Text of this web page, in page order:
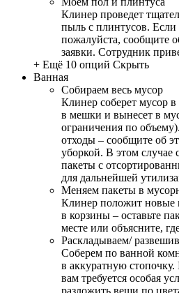
Клинер проведет
пыль с плинтусов.
пожалуйста, сообщите
заявки. Сотрудник
+ Ещё 10 опций Скрыть
Ванная
Собираем весь мусор
Клинер соберет мусор
в мешки и вынесет в
ограничения по
отходы – сообщите об
уборкой. В этом случае
пакеты с
для дальнейшей
Меняем пакеты в
Клинер положит новые
в корзины – оставьте
месте или объясните,
Раскладываем/
Соберем по ванной
в аккуратную
вам требуется особая
разложить вещи по